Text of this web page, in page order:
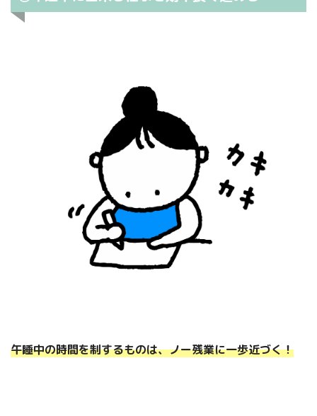
午睡中の時間を制するものは、ノー残業に一歩近づく！